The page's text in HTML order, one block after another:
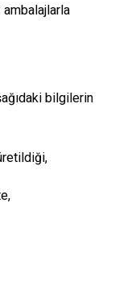
bilgilerin